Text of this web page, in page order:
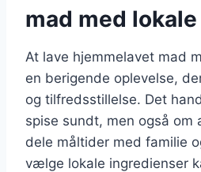
mad med
At lave hjemmelavet mad
en berigende oplevelse,
og tilfredsstillelse. Det
spise sundt, men også om
dele måltider med familie
vælge lokale ingredienser